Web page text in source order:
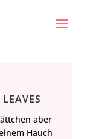
aber
Hauch